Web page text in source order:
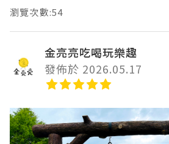
瀏覽次數:54
金亮亮吃喝玩樂趣
發佈於 2026.05.17